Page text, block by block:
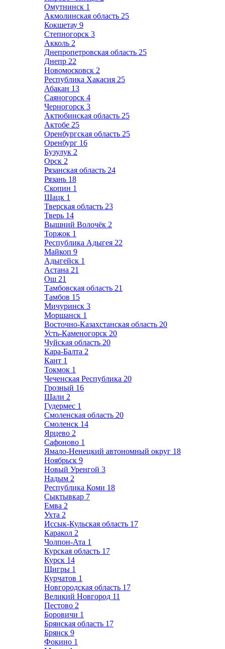
Омутнинск 1
Акмолинская область 25
Кокшетау 9
Степногорск 3
Акколь 2
Днепропетровская область 25
Днепр 22
Новомосковск 2
Республика Хакасия 25
Абакан 13
Саяногорск 4
Черногорск 3
Актюбинская область 25
Актобе 25
Оренбургская область 25
Оренбург 16
Бузулук 2
Орск 2
Рязанская область 24
Рязань 18
Скопин 1
Шацк 1
Тверская область 23
Тверь 14
Вышний Волочёк 2
Торжок 1
Республика Адыгея 22
Майкоп 9
Адыгейск 1
Астана 21
Ош 21
Тамбовская область 21
Тамбов 15
Мичуринск 3
Моршанск 1
Восточно-Казахстанская область 20
Усть-Каменогорск 20
Чуйская область 20
Кара-Балта 2
Кант 1
Токмок 1
Чеченская Республика 20
Грозный 16
Шали 2
Гудермес 1
Смоленская область 20
Смоленск 14
Ярцево 2
Сафоново 1
Ямало-Ненецкий автономный округ 18
Ноябрьск 9
Новый Уренгой 3
Надым 2
Республика Коми 18
Сыктывкар 7
Емва 2
Ухта 2
Иссык-Кульская область 17
Каракол 2
Чолпон-Ата 1
Курская область 17
Курск 14
Щигры 1
Курчатов 1
Новгородская область 17
Великий Новгород 11
Пестово 2
Боровичи 1
Брянская область 17
Брянск 9
Фокино 1